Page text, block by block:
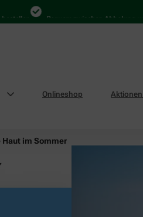
Bequem zwischen Abholung und
Onlineshop
Haut im Sommer